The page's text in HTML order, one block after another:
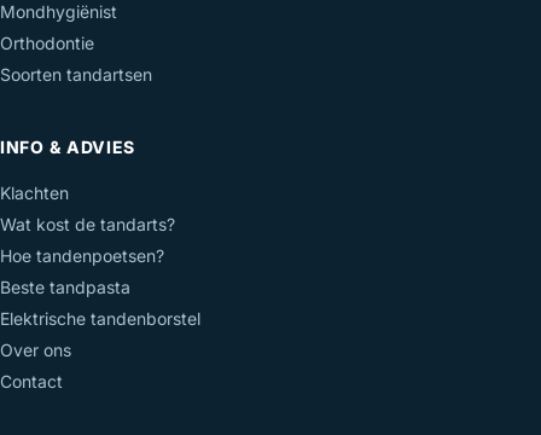
Mondhygiënist
Orthodontie
Soorten tandartsen
INFO & ADVIES
Klachten
Wat kost de tandarts?
Hoe tandenpoetsen?
Beste tandpasta
Elektrische tandenborstel
Over ons
Contact